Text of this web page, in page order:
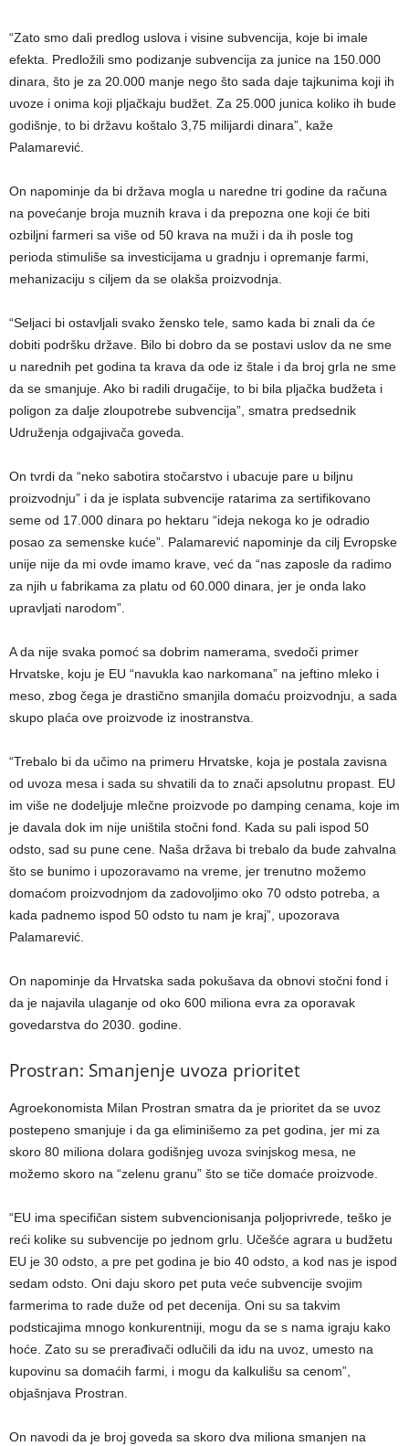
“Zato smo dali predlog uslova i visine subvencija, koje bi imale
efekta. Predložili smo podizanje subvencija za junice na 150.000
dinara, što je za 20.000 manje nego što sada daje tajkunima koji ih
uvoze i onima koji pljačkaju budžet. Za 25.000 junica koliko ih bude
godišnje, to bi državu koštalo 3,75 milijardi dinara”, kaže
Palamarević.
On napominje da bi država mogla u naredne tri godine da računa
na povećanje broja muznih krava i da prepozna one koji će biti
ozbiljni farmeri sa više od 50 krava na muži i da ih posle tog
perioda stimuliše sa investicijama u gradnju i opremanje farmi,
mehanizaciju s ciljem da se olakša proizvodnja.
“Seljaci bi ostavljali svako žensko tele, samo kada bi znali da će
dobiti podršku države. Bilo bi dobro da se postavi uslov da ne sme
u narednih pet godina ta krava da ode iz štale i da broj grla ne sme
da se smanjuje. Ako bi radili drugačije, to bi bila pljačka budžeta i
poligon za dalje zloupotrebe subvencija”, smatra predsednik
Udruženja odgajivača goveda.
On tvrdi da “neko sabotira stočarstvo i ubacuje pare u biljnu
proizvodnju” i da je isplata subvencije ratarima za sertifikovano
seme od 17.000 dinara po hektaru “ideja nekoga ko je odradio
posao za semenske kuće”. Palamarević napominje da cilj Evropske
unije nije da mi ovde imamo krave, već da “nas zaposle da radimo
za njih u fabrikama za platu od 60.000 dinara, jer je onda lako
upravljati narodom”.
A da nije svaka pomoć sa dobrim namerama, svedoči primer
Hrvatske, koju je EU “navukla kao narkomana” na jeftino mleko i
meso, zbog čega je drastično smanjila domaću proizvodnju, a sada
skupo plaća ove proizvode iz inostranstva.
“Trebalo bi da učimo na primeru Hrvatske, koja je postala zavisna
od uvoza mesa i sada su shvatili da to znači apsolutnu propast. EU
im više ne dodeljuje mlečne proizvode po damping cenama, koje im
je davala dok im nije uništila stočni fond. Kada su pali ispod 50
odsto, sad su pune cene. Naša država bi trebalo da bude zahvalna
što se bunimo i upozoravamo na vreme, jer trenutno možemo
domaćom proizvodnjom da zadovoljimo oko 70 odsto potreba, a
kada padnemo ispod 50 odsto tu nam je kraj”, upozorava
Palamarević.
On napominje da Hrvatska sada pokušava da obnovi stočni fond i
da je najavila ulaganje od oko 600 miliona evra za oporavak
govedarstva do 2030. godine.
Prostran: Smanjenje uvoza prioritet
Agroekonomista Milan Prostran smatra da je prioritet da se uvoz
postepeno smanjuje i da ga eliminišemo za pet godina, jer mi za
skoro 80 miliona dolara godišnjeg uvoza svinjskog mesa, ne
možemo skoro na “zelenu granu” što se tiče domaće proizvode.
“EU ima specifičan sistem subvencionisanja poljoprivrede, teško je
reći kolike su subvencije po jednom grlu. Učešće agrara u budžetu
EU je 30 odsto, a pre pet godina je bio 40 odsto, a kod nas je ispod
sedam odsto. Oni daju skoro pet puta veće subvencije svojim
farmerima to rade duže od pet decenija. Oni su sa takvim
podsticajima mnogo konkurentniji, mogu da se s nama igraju kako
hoće. Zato su se prerađivači odlučili da idu na uvoz, umesto na
kupovinu sa domaćih farmi, i mogu da kalkulišu sa cenom”,
objašnjava Prostran.
On navodi da je broj goveda sa skoro dva miliona smanjen na